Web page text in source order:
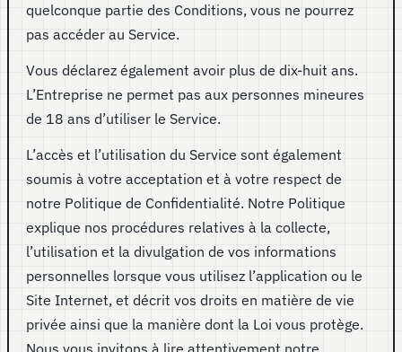
quelconque partie des Conditions, vous ne pourrez
pas accéder au Service.
Vous déclarez également avoir plus de dix-huit ans.
L’Entreprise ne permet pas aux personnes mineures
de 18 ans d’utiliser le Service.
L’accès et l’utilisation du Service sont également
soumis à votre acceptation et à votre respect de
notre Politique de Confidentialité. Notre Politique
explique nos procédures relatives à la collecte,
l’utilisation et la divulgation de vos informations
personnelles lorsque vous utilisez l’application ou le
Site Internet, et décrit vos droits en matière de vie
privée ainsi que la manière dont la Loi vous protège.
Nous vous invitons à lire attentivement notre